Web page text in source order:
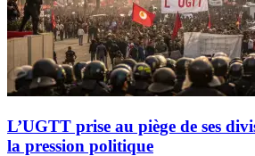
L’UGTT prise au piège de ses
la pression politique